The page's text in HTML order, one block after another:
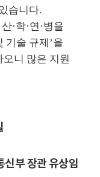
습니다.
·학·연 ·병을
기술 규제 ’을
니 많은 지원
신부 장관 유상임